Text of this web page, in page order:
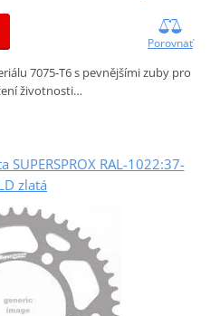
Porovnať
7075-T6 s pevnějšími zuby pro
životnosti…
RAL-1022:37-
zlatá